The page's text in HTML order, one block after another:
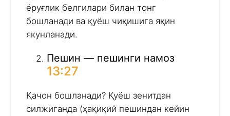
ёруғлик белгилари билан тонг
бошланади ва қуёш чиқишига яқин
якунланади.
Пешин — пешинги намоз
13:27
Қачон бошланади? Қуёш зенитдан
силжиганда (ҳақиқий пешиндан кейин